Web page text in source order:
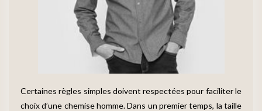
Certaines règles simples doivent respectées pour faciliter le
choix d’une chemise homme. Dans un premier temps, la taille